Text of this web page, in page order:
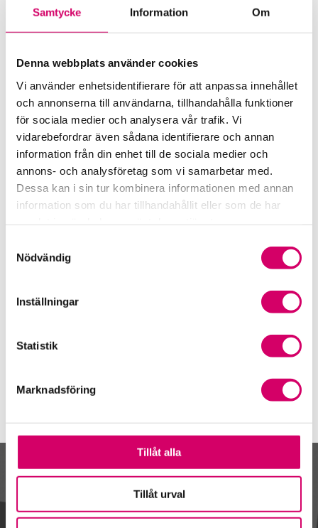
Samtycke Information Om
Denna webbplats använder cookies
Vi använder enhetsidentifierare för att anpassa innehållet
och annonserna till användarna, tillhandahålla funktioner
för sociala medier och analysera vår trafik. Vi
vidarebefordrar även sådana identifierare och annan
information från din enhet till de sociala medier och
annons- och analysföretag som vi samarbetar med.
Dessa kan i sin tur kombinera informationen med annan
information som du har tillhandahållit eller som de har
Nödvändig
Inställningar
Statistik
Marknadsföring
Tillåt alla
Tillåt urval
Remisser
Samverkan med myndigheter och organisationer
Srf Fokusrapport 2024 – insikter för hållbart
företagande
Våra nyhetskanaler
Tidningen Konsulten
Öppet brev till Myndigheten för yrkeshögskolan
Framtidsutsikter i lönebranschen
Kalendarium